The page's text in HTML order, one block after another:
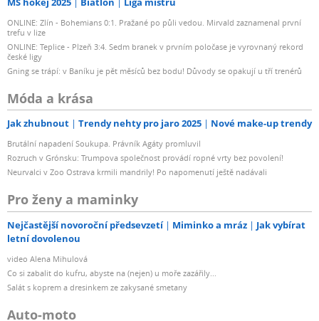
ONLINE: Zlín - Bohemians 0:1. Pražané po půli vedou. Mirvald zaznamenal první
trefu v lize
ONLINE: Teplice - Plzeň 3:4. Sedm branek v prvním poločase je vyrovnaný rekord
české ligy
Gning se trápí: v Baníku je pět měsíců bez bodu! Důvody se opakují u tří trenérů
Móda a krása
Jak zhubnout Trendy nehty pro jaro 2025 Nové make-up trendy
Brutální napadení Soukupa. Právník Agáty promluvil
Rozruch v Grónsku: Trumpova společnost provádí ropné vrty bez povolení!
Neurvalci v Zoo Ostrava krmili mandrily! Po napomenutí ještě nadávali
Pro ženy a maminky
Nejčastější novoroční předsevzetí Miminko a mráz
Jak vybírat
letní dovolenou
video Alena Mihulová
Co si zabalit do kufru, abyste na (nejen) u moře zazářily...
Salát s koprem a dresinkem ze zakysané smetany
Auto-moto